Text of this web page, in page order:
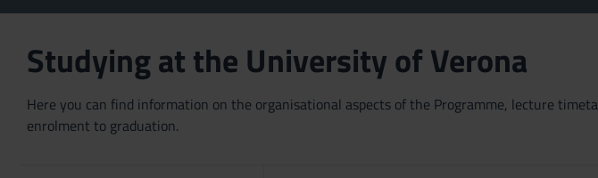
Studying at the University of Verona
Here you can find information on the organisational aspects of the Programme, lecture
enrolment to graduation.